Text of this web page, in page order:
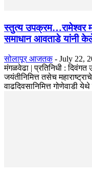
स्तुत्य उपक्रम…रामेश्वर
समाधान आवताडे यांनी केले
सोलापूर आजतक - July 22,
मंगळवेढा | प्रतिनिधी : दिवंगत
जयंतीनिमित्त तसेच
वाढदिवसानिमित्त गोणेवाडी